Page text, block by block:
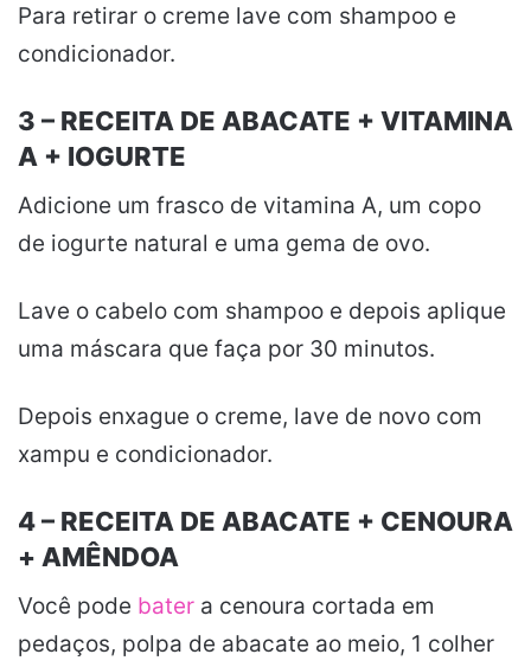
Para retirar o creme lave com shampoo e
condicionador.
3 – RECEITA DE ABACATE + VITAMINA
A + IOGURTE
Adicione um frasco de vitamina A, um copo
de iogurte natural e uma gema de ovo.
Lave o cabelo com shampoo e depois aplique
uma máscara que faça por 30 minutos.
Depois enxague o creme, lave de novo com
xampu e condicionador.
4 – RECEITA DE ABACATE + CENOURA
+ AMÊNDOA
Você pode bater a cenoura cortada em
pedaços, polpa de abacate ao meio, 1 colher